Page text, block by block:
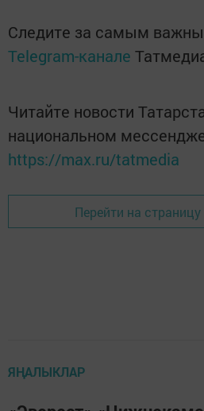
Следите за самым
Telegram-канале
Читайте новости
национальном
https://max.ru/tatmedia
Перейти на
ЯҢАЛЫКЛАР